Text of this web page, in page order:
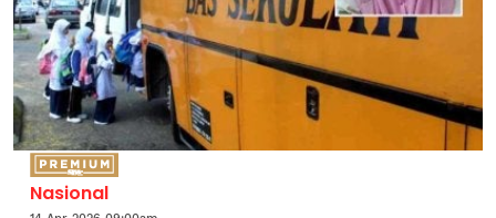
Nasional